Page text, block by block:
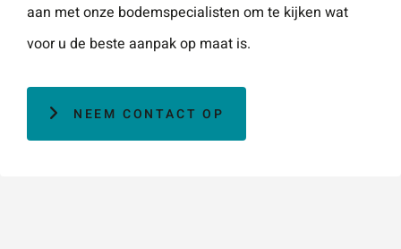
Telefoonnummer
. Doorgaans
aan met onze bodemspecialisten om te kijken wat
voor u de beste aanpak op maat is.
NEEM CONTACT OP